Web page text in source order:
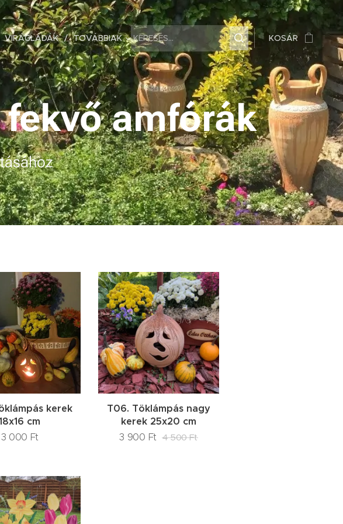
VIRÁGLÁDÁK TOVÁBBIAK KOSÁR
amfórák
kerek
cm
3 000 Ft
T06. Töklámpás nagy
kerek 25x20 cm
3 900 Ft 4 500Ft